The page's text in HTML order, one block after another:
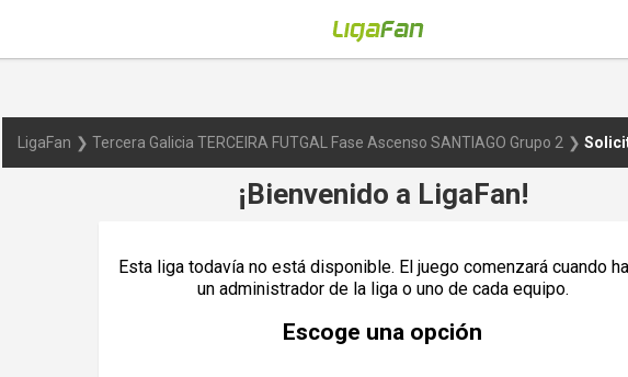
LigaFan Tercera Galicia TERCEIRA FUTGAL Fase Ascenso SANTIAGO Grupo 2
¡Bienvenido a LigaFan!
Esta liga todavía no está disponible. El juego comenzará cuando
un administrador de la liga o uno de cada equipo.
Escoge una opción